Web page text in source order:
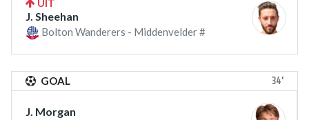
UIT
J. Sheehan
Bolton Wanderers - Middenvelder #
GOAL 34'
J. Morgan